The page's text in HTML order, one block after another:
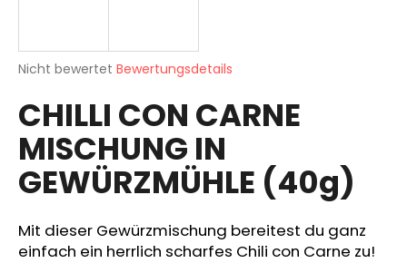
Die
Produktbewertung
ist
0,0
von
5
Sternen.
Nicht bewertet Bewertungsdetails
CHILLI CON CARNE
MISCHUNG IN
GEWÜRZMÜHLE (40g)
Mit dieser Gewürzmischung bereitest du ganz
einfach ein herrlich scharfes Chili con Carne zu!
SUCHEN
W
i
r
m
p